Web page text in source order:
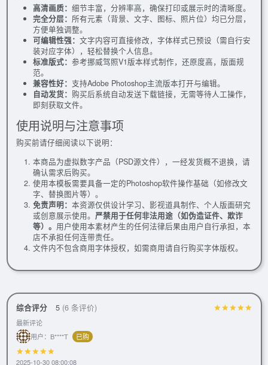
高清画质： 细节丰富，分辨率高，确保打印或展示时的清晰度。
完全分层： 所有元素（背景、文字、图标、照片位）均已分层，
方便单独调整。
可编辑性强： 文字内容可直接修改，字体样式已预设（需自行安
装对应字体），轻松替换个人信息。
标准版式： 参考挪威驾照V1版本样式制作，还原度高，版面规
范。
兼容性好： 支持Adobe Photoshop主流版本打开与编辑。
自动发货： 购买后系统自动发送下载链接，无需等待人工操作，
即刻获取文件。
使用说明与注意事项
购买前请仔细阅读以下说明：
本商品为虚拟数字产品（PSD源文件），一经发货概不退换，请
确认需求后购买。
使用本模板需要具备一定的Photoshop软件操作基础（如修改文
字、替换图片等）。
免责声明： 本资源仅供设计学习、影视道具制作、个人版面研究
或创意展示使用。 严禁用于任何非法用途（如伪造证件、欺诈
等）。 用户使用本素材产生的任何法律后果由用户自行承担，本
店不承担任何连带责任。
文件内不包含商用字体授权，如需商用请自行购买字体版权。
综合评分 5 (6 条评价)
最新评论
用户：B****T
已购
2025-10-30 08:00:08